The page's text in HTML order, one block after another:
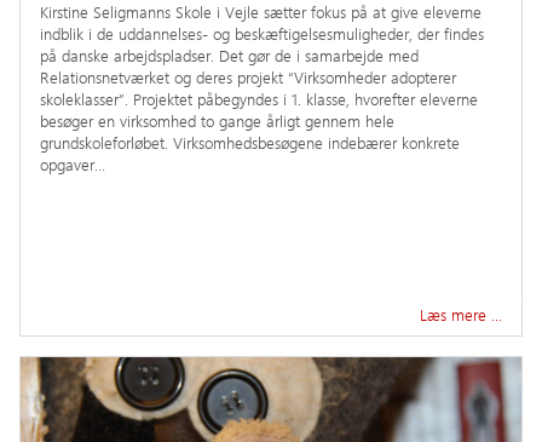
Kirstine Seligmanns Skole i Vejle sætter fokus på at give eleverne
indblik i de uddannelses- og beskæftigelsesmuligheder, der findes
på danske arbejdspladser. Det gør de i samarbejde med
Relationsnetværket og deres projekt “Virksomheder adopterer
skoleklasser”. Projektet påbegyndes i 1. klasse, hvorefter eleverne
besøger en virksomhed to gange årligt gennem hele
grundskoleforløbet. Virksomhedsbesøgene indebærer konkrete
opgaver…
Læs mere …